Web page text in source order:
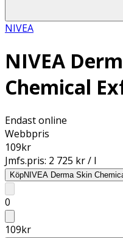
NIVEA
NIVEA
Chemical
Endast online
Webbpris
109kr
Jmfs.pris: 2 725 kr / l
KöpNIVEA Derma Skin
0
109kr